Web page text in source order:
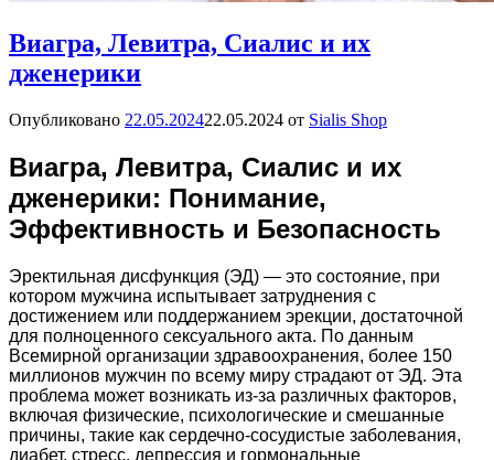
Виагра, Левитра, Сиалис и их
дженерики
Опубликовано 22.05.202422.05.2024 от Sialis Shop
Виагра, Левитра, Сиалис и их
дженерики: Понимание,
Эффективность и Безопасность
Эректильная дисфункция (ЭД) — это состояние, при
котором мужчина испытывает затруднения с
достижением или поддержанием эрекции, достаточной
для полноценного сексуального акта. По данным
Всемирной организации здравоохранения, более 150
миллионов мужчин по всему миру страдают от ЭД. Эта
проблема может возникать из-за различных факторов,
включая физические, психологические и смешанные
причины, такие как сердечно-сосудистые заболевания,
диабет, стресс, депрессия и гормональные